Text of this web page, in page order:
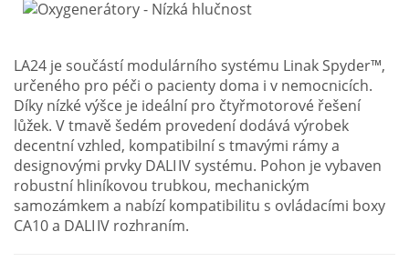
LA24 je součástí modulárního systému Linak Spyder™,
určeného pro péči o pacienty doma i v nemocnicích.
Díky nízké výšce je ideální pro čtyřmotorové řešení
lůžek. V tmavě šedém provedení dodává výrobek
decentní vzhled, kompatibilní s tmavými rámy a
designovými prvky DALI IV systému. Pohon je vybaven
robustní hliníkovou trubkou, mechanickým
samozámkem a nabízí kompatibilitu s ovládacími boxy
CA10 a DALI IV rozhraním.